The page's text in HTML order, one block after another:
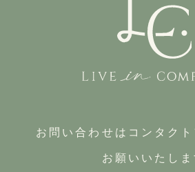
お問い合わせはコンタクト
お願いいたしま